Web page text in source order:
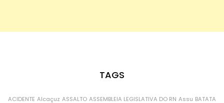
TAGS
ACIDENTE Alcaçuz ASSALTO ASSEMBLEIA LEGISLATIVA DO RN Assu BATATA